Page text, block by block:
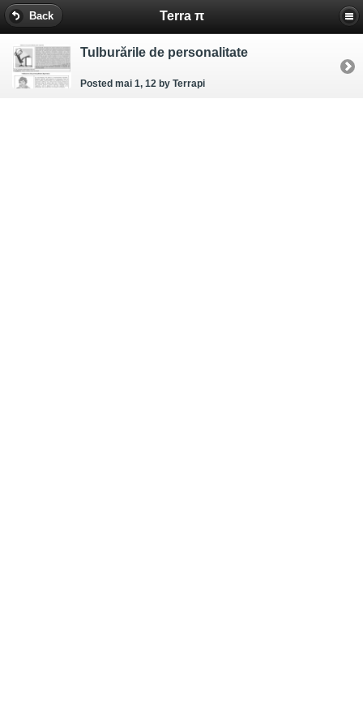
Back Terra π
Tulburările de personalitate
Posted mai 1, 12 by Terrapi